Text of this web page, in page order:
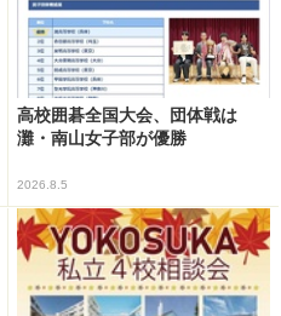
高校囲碁全国大会、団体戦は
灘・南山女子部が優勝
2026.8.5